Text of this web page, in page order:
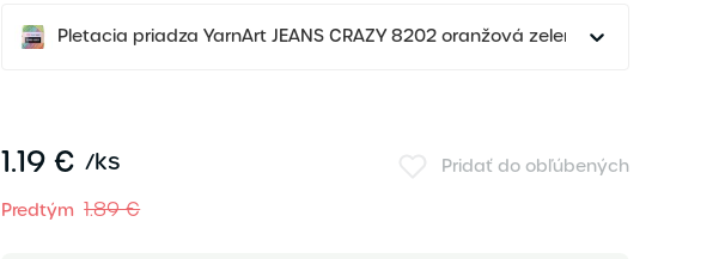
Pletacia priadza YarnArt JEANS CRAZY 8202 oranžová zelená fialová
1.19 € /ks
Pridať do obľúbených
Predtým 1.89 €